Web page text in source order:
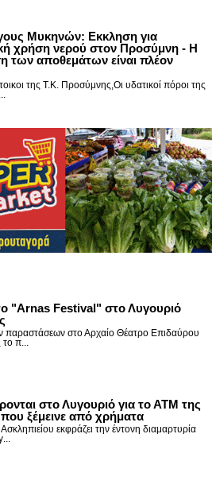
Μυκηνών: Εκκληση για
χρήση νερού στον Προσύμνη - Η
των αποθεμάτων είναι πλέον
της Τ.Κ. Προσύμνης,Οι υδατικοί πόροι της
"Arnas Festival" στο Λυγουριό
παραστάσεων στο Αρχαίο Θέατρο Επιδαύρου
το π...
στο Λυγουριό για το ΑΤΜ της
ξέμεινε από χρήματα
εκφράζει την έντονη διαμαρτυρία